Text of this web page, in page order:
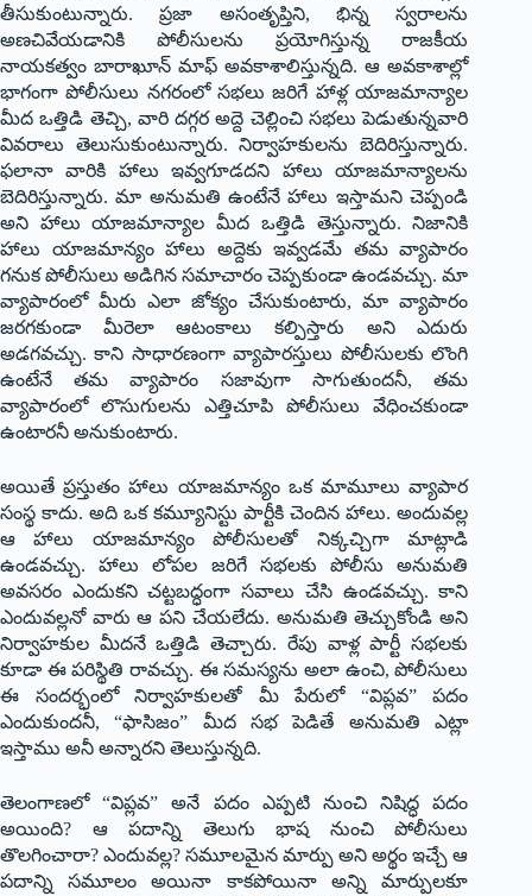
తీసుకుంటున్నారు. ప్రజా అసంతృప్తిని, భిన్న స్వరాలను
అణచివేయడానికి పోలీసులను ప్రయోగిస్తున్న రాజకీయ
నాయకత్వం బారాఖూన్ మాఫ్ అవకాశాలిస్తున్నది. ఆ అవకాశాల్లో
భాగంగా పోలీసులు నగరంలో సభలు జరిగే హాళ్ల యాజమాన్యాల
మీద ఒత్తిడి తెచ్చి, వారి దగ్గర అద్దె చెల్లించి సభలు పెడుతున్నవారి
వివరాలు తెలుసుకుంటున్నారు. నిర్వాహకులను బెదిరిస్తున్నారు.
ఫలానా వారికి హాలు ఇవ్వగూడదని హాలు యాజమాన్యాలను
బెదిరిస్తున్నారు. మా అనుమతి ఉంటేనే హాలు ఇస్తామని చెప్పండి
అని హాలు యాజమాన్యాల మీద ఒత్తిడి తెస్తున్నారు. నిజానికి
హాలు యాజమాన్యం హాలు అద్దెకు ఇవ్వడమే తమ వ్యాపారం
గనుక పోలీసులు అడిగిన సమాచారం చెప్పకుండా ఉండవచ్చు. మా
వ్యాపారంలో మీరు ఎలా జోక్యం చేసుకుంటారు, మా వ్యాపారం
జరగకుండా మీరెలా ఆటంకాలు కల్పిస్తారు అని ఎదురు
అడగవచ్చు. కాని సాధారణంగా వ్యాపారస్తులు పోలీసులకు లొంగి
ఉంటేనే తమ వ్యాపారం సజావుగా సాగుతుందనీ, తమ
వ్యాపారంలో లొసుగులను ఎత్తిచూపి పోలీసులు వేధించకుండా
ఉంటారనీ అనుకుంటారు.
అయితే ప్రస్తుతం హాలు యాజమాన్యం ఒక మామూలు వ్యాపార
సంస్థ కాదు. అది ఒక కమ్యూనిస్టు పార్టీకి చెందిన హాలు. అందువల్ల
ఆ హాలు యాజమాన్యం పోలీసులతో నిక్కచ్చిగా మాట్లాడి
ఉండవచ్చు. హాలు లోపల జరిగే సభలకు పోలీసు అనుమతి
అవసరం ఎందుకని చట్టబద్ధంగా సవాలు చేసి ఉండవచ్చు. కాని
ఎందువల్లనో వారు ఆ పని చేయలేదు. అనుమతి తెచ్చుకోండి అని
నిర్వాహకుల మీదనే ఒత్తిడి తెచ్చారు. రేపు వాళ్ల పార్టీ సభలకు
కూడా ఈ పరిస్థితి రావచ్చు. ఈ సమస్యను అలా ఉంచి, పోలీసులు
ఈ సందర్భంలో నిర్వాహకులతో మీ పేరులో “విప్లవ” పదం
ఎందుకుందనీ, “ఫాసిజం” మీద సభ పెడితే అనుమతి ఎట్లా
ఇస్తాము అనీ అన్నారని తెలుస్తున్నది.
తెలంగాణలో “విప్లవ” అనే పదం ఎప్పటి నుంచి నిషిద్ధ పదం
అయింది? ఆ పదాన్ని తెలుగు భాష నుంచి పోలీసులు
తొలగించారా? ఎందువల్ల? సమూలమైన మార్పు అని అర్థం ఇచ్చే ఆ
పదాన్ని సమూలం అయినా కాకపోయినా అన్ని మార్పులకూ